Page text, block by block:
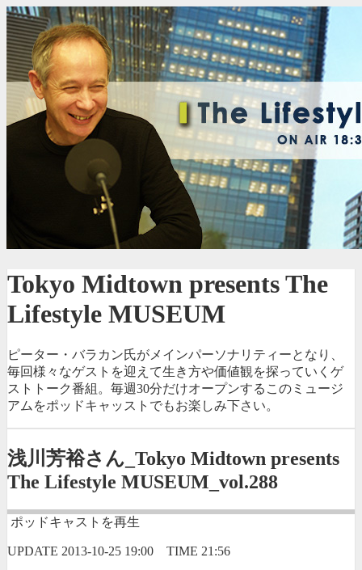
Tokyo Midtown presents The
Lifestyle MUSEUM
ピーター・バラカン氏がメインパーソナリティーとなり、
毎回様々なゲストを迎えて生き方や価値観を探っていくゲ
ストトーク番組。毎週30分だけオープンするこのミュージ
アムをポッドキャッストでもお楽しみ下さい。
浅川芳裕さん_Tokyo Midtown presents
The Lifestyle MUSEUM_vol.288
ポッドキャストを再生
UPDATE 2013-10-25 19:00 TIME 21:56